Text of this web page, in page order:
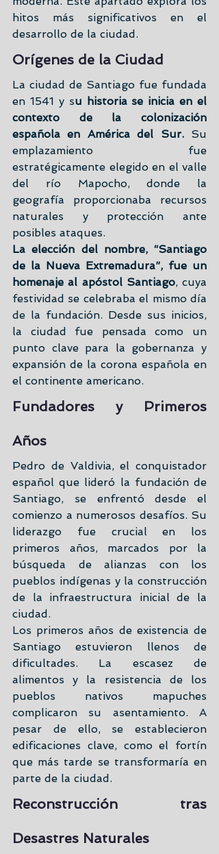
hitos más significativos en el
desarrollo de la ciudad.
Orígenes de la Ciudad
La ciudad de Santiago fue fundada
en 1541 y su historia se inicia en el
contexto de la colonización
española en América del Sur. Su
emplazamiento fue
estratégicamente elegido en el valle
del río Mapocho, donde la
geografía proporcionaba recursos
naturales y protección ante
posibles ataques.
La elección del nombre, “Santiago
de la Nueva Extremadura”, fue un
homenaje al apóstol Santiago, cuya
festividad se celebraba el mismo día
de la fundación. Desde sus inicios,
la ciudad fue pensada como un
punto clave para la gobernanza y
expansión de la corona española en
el continente americano.
Fundadores y Primeros
Años
Pedro de Valdivia, el conquistador
español que lideró la fundación de
Santiago, se enfrentó desde el
comienzo a numerosos desafíos. Su
liderazgo fue crucial en los
primeros años, marcados por la
búsqueda de alianzas con los
pueblos indígenas y la construcción
de la infraestructura inicial de la
ciudad.
Los primeros años de existencia de
Santiago estuvieron llenos de
dificultades. La escasez de
alimentos y la resistencia de los
pueblos nativos mapuches
complicaron su asentamiento. A
pesar de ello, se establecieron
edificaciones clave, como el fortín
que más tarde se transformaría en
parte de la ciudad.
Reconstrucción tras
Desastres Naturales